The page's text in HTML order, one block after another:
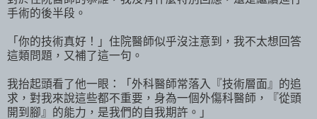
手術的後半段。
「你的技術真好！」住院醫師似乎沒注意到，我不太想回答
這類問題，又補了這一句。
我抬起頭看了他一眼：「外科醫師常落入『技術層面』的追
求，對我來說這些都不重要，身為一個外傷科醫師，『從頭
開到腳』的能力，是我們的自我期許。」